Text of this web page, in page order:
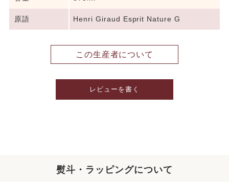
原語 Henri Giraud Esprit Nature G
この生産者について
レビューを書く
熨斗・ラッピングについて